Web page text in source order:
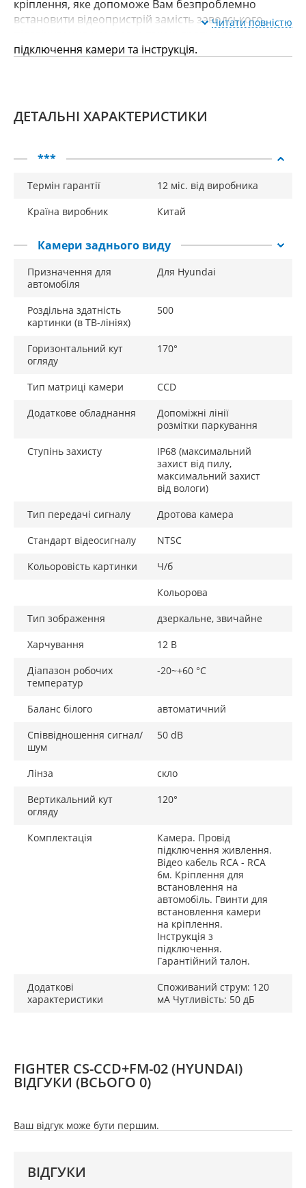
кріплення, яке допоможе Вам безпроблемно
встановити відеопристрій замість заводського
підключення камери та інструкція.
Читати повністю
ДЕТАЛЬНІ ХАРАКТЕРИСТИКИ
***
Термін гарантії
12 міс. від виробника
Країна виробник
Китай
Камери заднього виду
Призначення для
автомобіля
Для Hyundai
Роздільна здатність
картинки (в ТВ-лініях)
500
Горизонтальний кут
огляду
170°
Тип матриці камери
CCD
Додаткове обладнання
Допоміжні лінії
розмітки паркування
Ступінь захисту
IP68 (максимальний
захист від пилу,
максимальний захист
від вологи)
Тип передачі сигналу
Дротова камера
Стандарт відеосигналу
NTSC
Кольоровість картинки
Ч/б
Кольорова
Тип зображення
дзеркальне, звичайне
Харчування
12 В
Діапазон робочих
температур
-20~+60 °C
Баланс білого
автоматичний
Співвідношення сигнал/
шум
50 dB
Лінза
скло
Вертикальний кут
огляду
120°
Комплектація
Камера. Провід
підключення живлення.
Відео кабель RCA - RCA
6м. Кріплення для
встановлення на
автомобіль. Гвинти для
встановлення камери
на кріплення.
Інструкція з
підключення.
Гарантійний талон.
Додаткові
характеристики
Споживаний струм: 120
мА Чутливість: 50 дБ
FIGHTER CS-CCD+FM-02 (HYUNDAI)
ВІДГУКИ (ВСЬОГО 0)
Ваш відгук може бути першим.
ВІДГУКИ